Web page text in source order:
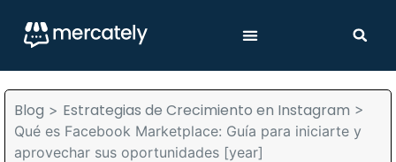
Blog > Estrategias de Crecimiento en Instagram >
Qué es Facebook Marketplace: Guía para iniciarte y
aprovechar sus oportunidades [year]